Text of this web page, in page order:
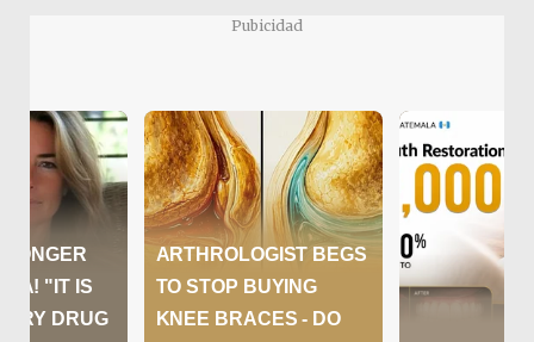
Pubicidad